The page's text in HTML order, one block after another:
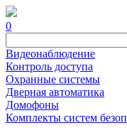
0
Видеонаблюдение
Контроль доступа
Охранные системы
Дверная автоматика
Домофоны
Комплекты систем